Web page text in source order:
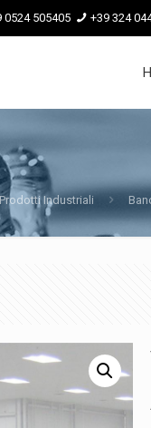
0524 505405 +39 324
Industriali